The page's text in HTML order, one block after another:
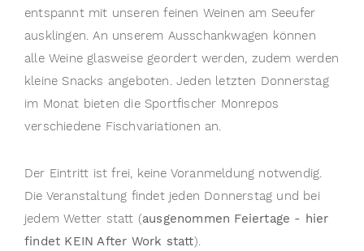
entspannt mit unseren feinen Weinen am Seeufer
ausklingen. An unserem Ausschankwagen können
alle Weine glasweise geordert werden, zudem werden
kleine Snacks angeboten. Jeden letzten Donnerstag
im Monat bieten die Sportfischer Monrepos
verschiedene Fischvariationen an.
Der Eintritt ist frei, keine Voranmeldung notwendig.
Die Veranstaltung findet jeden Donnerstag und bei
jedem Wetter statt (ausgenommen Feiertage - hier
findet KEIN After Work statt).